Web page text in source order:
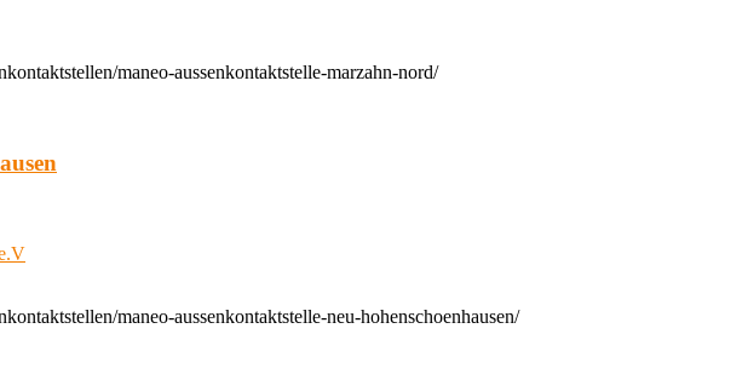
maneo-aussenkontaktstelle-marzahn-nord/
maneo-aussenkontaktstelle-neu-hohenschoenhausen/